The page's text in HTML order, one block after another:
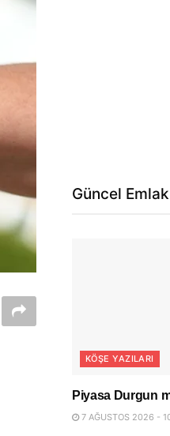
Güncel
KÖŞE YAZILARI
Piyasa Durgun
7 AĞUSTOS 2026 -